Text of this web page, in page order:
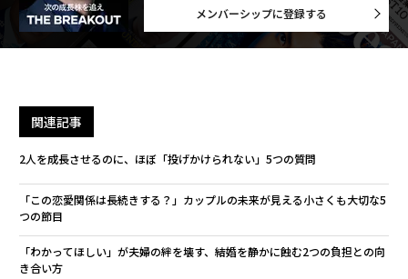
メンバーシップに登録する
関連記事
2人を成長させるのに、ほぼ「投げかけられない」5つの質問
「この恋愛関係は長続きする？」カップルの未来が見える小さくも大切な5
つの節目
「わかってほしい」が夫婦の絆を壊す、結婚を静かに蝕む2つの負担との向
き合い方